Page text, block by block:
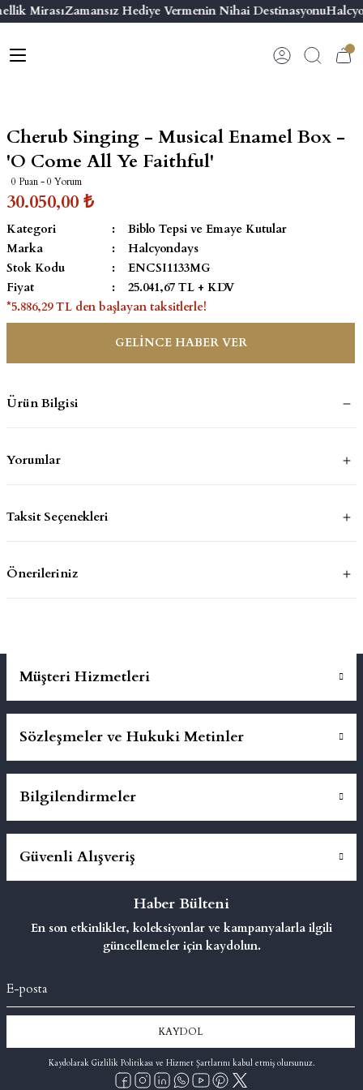
MirasıZamansız Hediye Vermenin Nihai Destinasyonu
Geri Dön
Geri Dön
Mum
Geri Dön
Menteşeli Bilezik
Yivli Kabaşon Bilezik
Geri Dön
Seriler
Elephant
Cherub Singing - Musical Enamel Box -
'O Come All Ye Faithful'
0 Puan - 0 Yorum
30.050,00 ₺
Kategori
Biblo Tepsi ve Emaye Kutular
Marka
Halcyondays
Stok Kodu
ENCSI1133MG
Fiyat
25.041,67 TL + KDV
*5.886,29 TL den başlayan taksitlerle!
GELİNCE HABER VER
Ürün Bilgisi
Yorumlar
Taksit Seçenekleri
Önerileriniz
Müşteri Hizmetleri
Sözleşmeler ve Hukuki Metinler
Bilgilendirmeler
Güvenli Alışveriş
Haber Bülteni
En son etkinlikler, koleksiyonlar ve kampanyalarla ilgili
güncellemeler için kaydolun.
KAYDOL
Kaydolarak Gizlilik Politikası ve Hizmet Şartlarını kabul etmiş olursunuz.